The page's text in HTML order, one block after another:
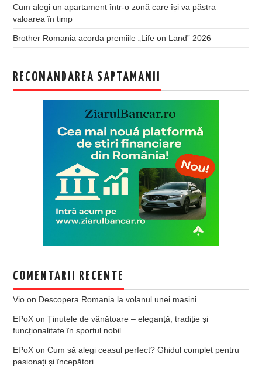
Cum alegi un apartament într-o zonă care își va păstra
valoarea în timp
Brother Romania acorda premiile „Life on Land” 2026
RECOMANDAREA SAPTAMANII
COMENTARII RECENTE
Vio on Descopera Romania la volanul unei masini
EPoX onȚinutele de vânătoare – eleganță, tradiție și
funcționalitate în sportul nobil
EPoX onCum să alegi ceasul perfect? Ghidul complet pentru
pasionați și începători